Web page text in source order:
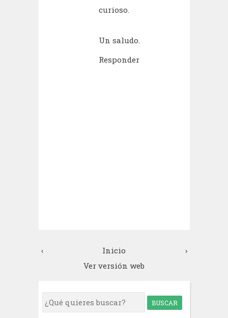
curioso.
Un saludo.
Responder
‹ ›
Inicio
Ver versión web
S
e